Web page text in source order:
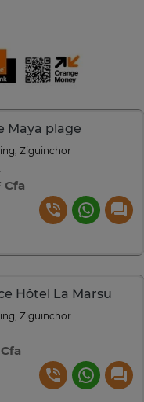
Maya plage
Ziguinchor
Cfa
Hôtel La Marsu
Ziguinchor